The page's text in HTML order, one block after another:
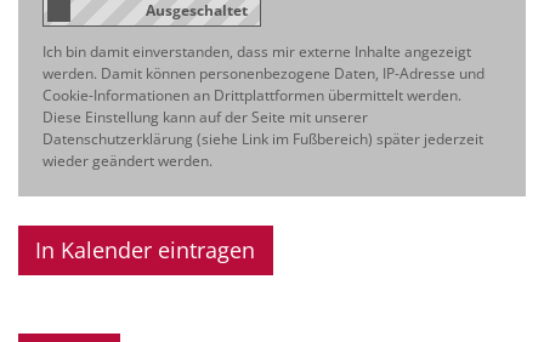
Ich bin damit einverstanden, dass mir externe Inhalte angezeigt
werden. Damit können personenbezogene Daten, IP-Adresse und
Cookie-Informationen an Drittplattformen übermittelt werden.
Diese Einstellung kann auf der Seite mit unserer
Datenschutzerklärung (siehe Link im Fußbereich) später jederzeit
wieder geändert werden.
In Kalender eintragen